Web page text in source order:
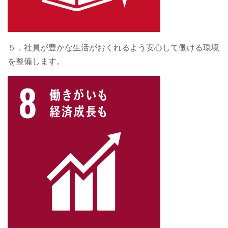
５．社員が豊かな生活がおくれるよう安心して働ける環境
を整備します。